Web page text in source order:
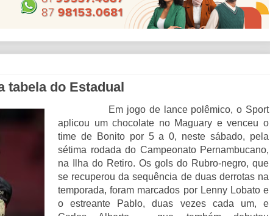
tabela do Estadual
Em jogo de lance polêmico, o Sport
aplicou um chocolate no Maguary e venceu o
time de Bonito por 5 a 0, neste sábado, pela
sétima rodada do Campeonato Pernambucano,
na Ilha do Retiro. Os gols do Rubro-negro, que
se recuperou da sequência de duas derrotas na
temporada, foram marcados por Lenny Lobato e
o estreante Pablo, duas vezes cada um, e